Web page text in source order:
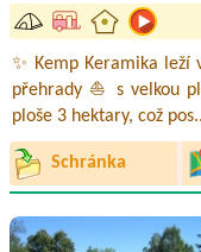
✨ Kemp Keramika leží
přehrady ⛵ s velkou
ploše 3 hektary, což pos..
Schránka